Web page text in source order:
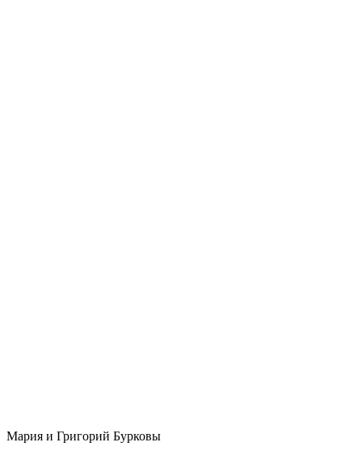
Мария и Григорий Бурковы